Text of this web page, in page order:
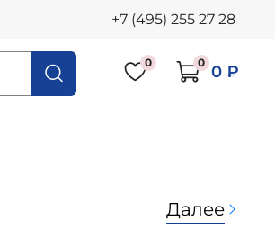
+7 (495) 255 27 28
0 0 0 ₽
Далее